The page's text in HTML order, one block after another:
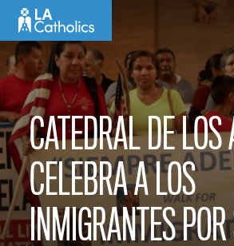
content
CATEDRAL DE LOS
CELEBRA A LOS
INMIGRANTES